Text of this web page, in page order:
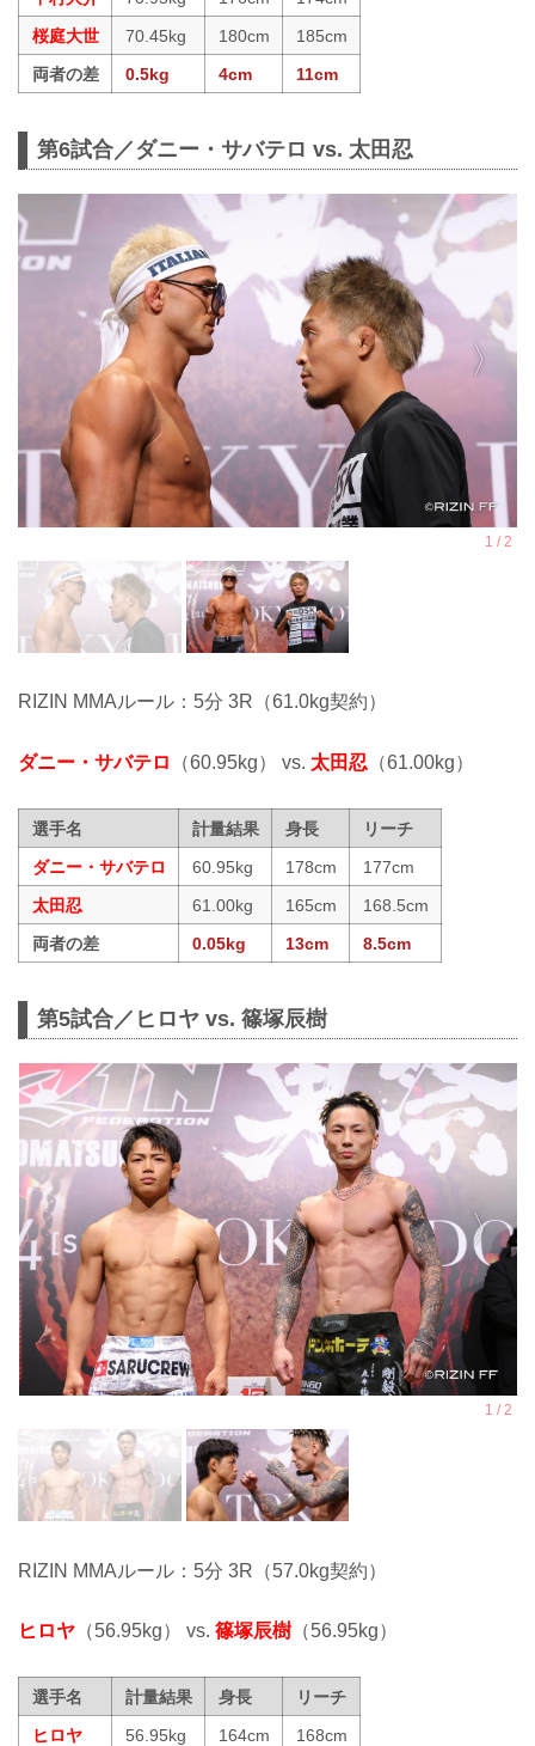
桜庭大世
70.45kg 180cm
185cm
両者の差
0.5kg 4cm 11cm
第6試合／ダニー・サバテロ vs. 太田忍
RIZIN MMAルール：5分 3R（61.0kg契約）
ダニー・サバテロ （60.95kg） vs. 太田忍 （61.00kg）
選手名 計量結果 身長
リーチ
ダニー・サバテロ
60.95kg 178cm
177cm
太田忍
61.00kg 165cm
168.5cm
両者の差
0.05kg 13cm 8.5cm
第5試合／ヒロヤ vs. 篠塚辰樹
RIZIN MMAルール：5分 3R（57.0kg契約）
ヒロヤ （56.95kg） vs. 篠塚辰樹 （56.95kg）
選手名 計量結果 身長
リーチ
ヒロヤ
56.95kg 164cm
168cm